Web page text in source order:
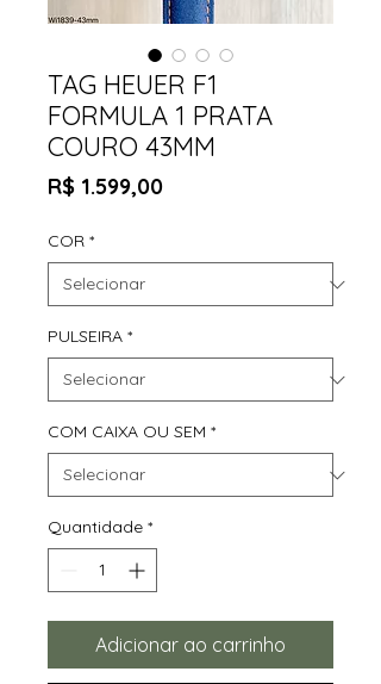
TAG HEUER F1
FORMULA 1 PRATA
COURO 43MM
R$ 1.599,00Preço
COR *
PULSEIRA *
COM CAIXA OU SEM *
Quantidade *
Adicionar ao carrinho